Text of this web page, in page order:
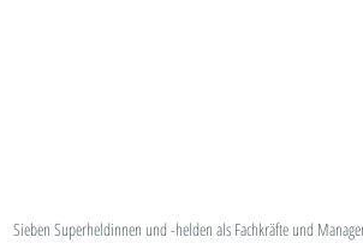
Sieben Superheldinnen und -helden als Fachkräfte und